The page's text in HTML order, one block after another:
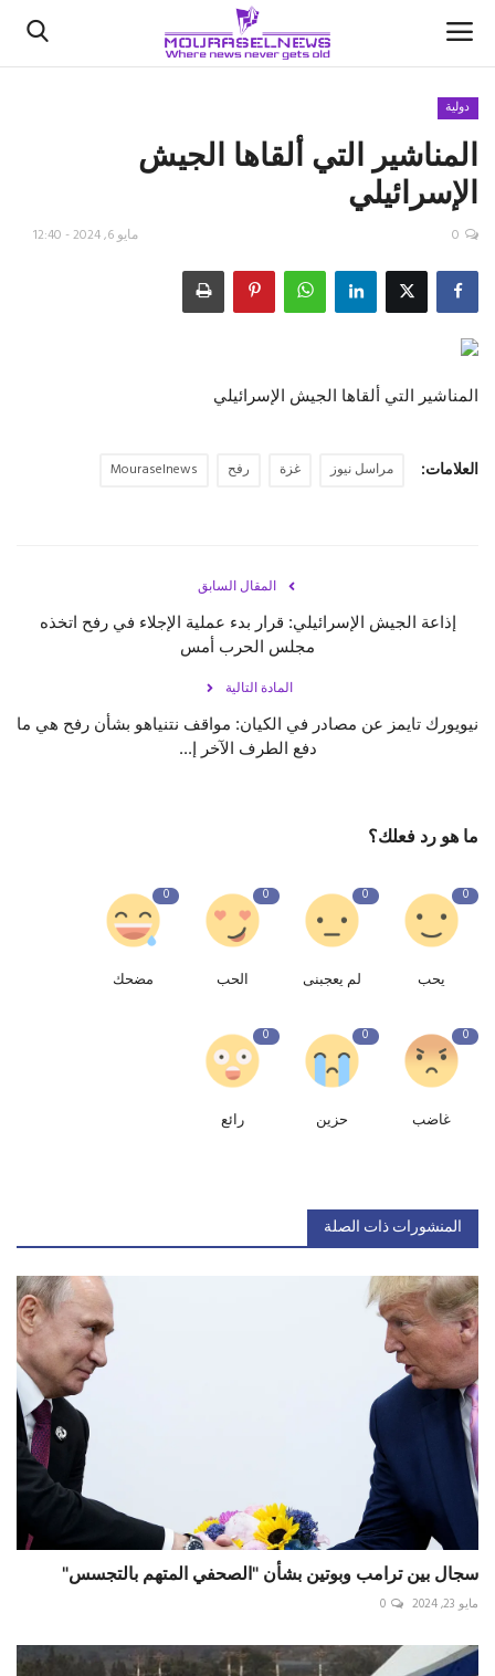
الأخبار
كتّابنا
اقتصاد
دولية
المناشير التي ألقاها الجيش
الإسرائيلي
مايو 6, 2024 - 12:40 0
المناشير التي ألقاها الجيش الإسرائيلي
العلامات: مراسل نيوز غزة رفح Mouraselnews
المقال السابق
إذاعة الجيش الإسرائيلي: قرار بدء عملية الإجلاء في رفح اتخذه
مجلس الحرب أمس
المادة التالية
نيويورك تايمز عن مصادر في الكيان: مواقف نتنياهو بشأن رفح هي ما
دفع الطرف الآخر إ...
ما هو رد فعلك؟
0
يحب
0
لم يعجبنى
0
الحب
0
مضحك
0
غاضب
0
حزين
0
رائع
المنشورات ذات الصلة
سجال بين ترامب وبوتين بشأن "الصحفي المتهم بالتجسس"
مايو 23, 2024 0